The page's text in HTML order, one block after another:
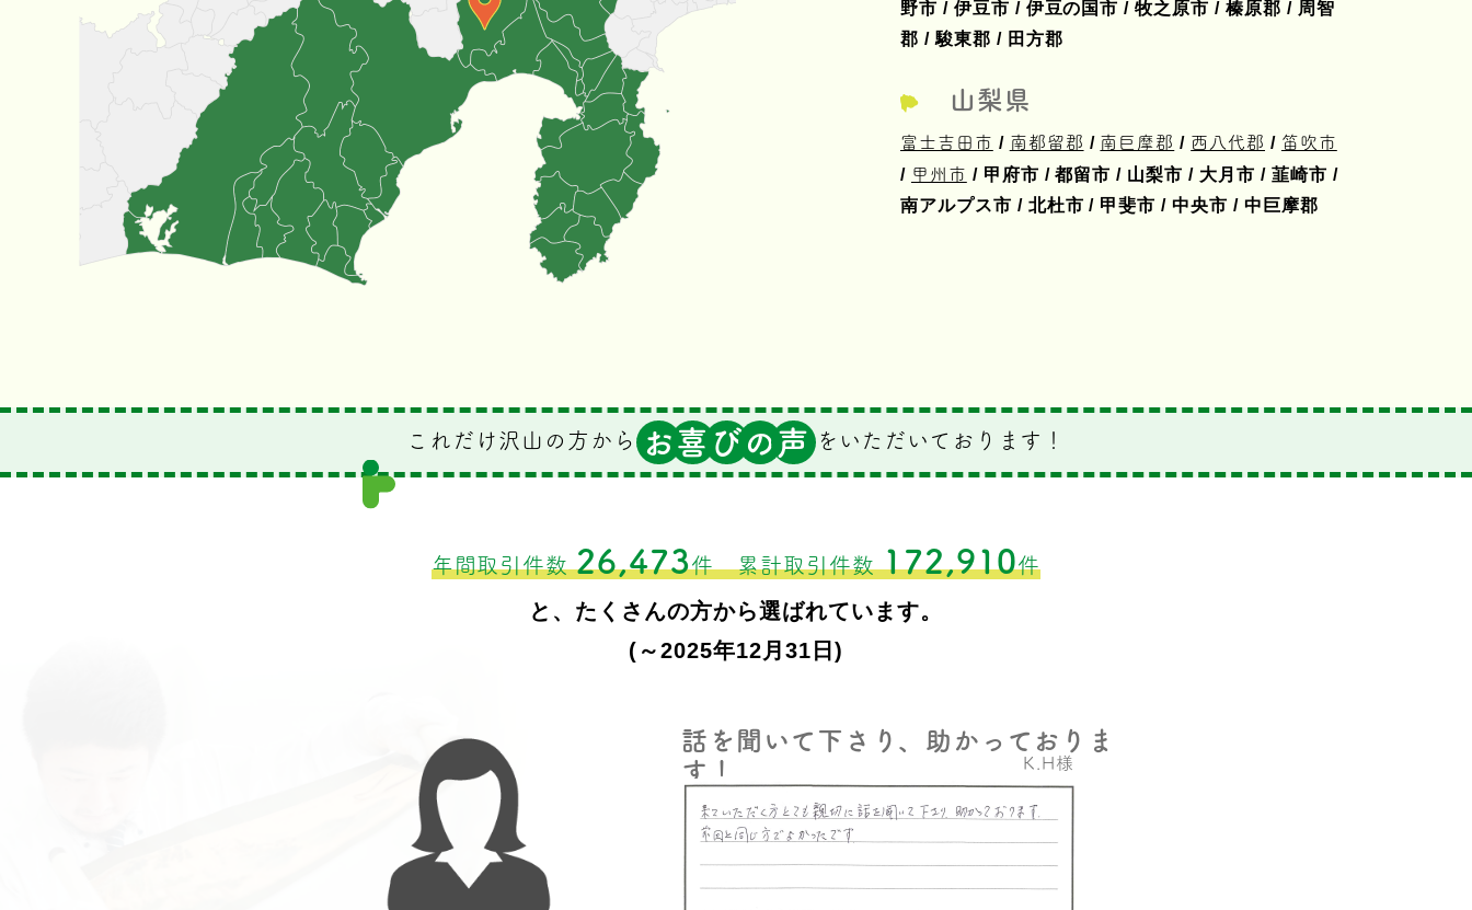
野市 / 伊豆市 / 伊豆の国市 / 牧之原市 / 榛原郡 / 周智
郡 / 駿東郡 / 田方郡
山梨県
富士吉田市 / 南都留郡 / 南巨摩郡 / 西八代郡 / 笛吹市
/ 甲州市 / 甲府市 / 都留市 / 山梨市 / 大月市 / 韮崎市 /
南アルプス市 / 北杜市 / 甲斐市 / 中央市 / 中巨摩郡
これだけ沢山の方から お 喜 び の 声 をいただいております！
年間取引件数26,473件累計取引件数172,910件
と、たくさんの方から選ばれています。
(～2025年12月31日)
話を聞いて下さり、助かっておりま
す！
K.H様